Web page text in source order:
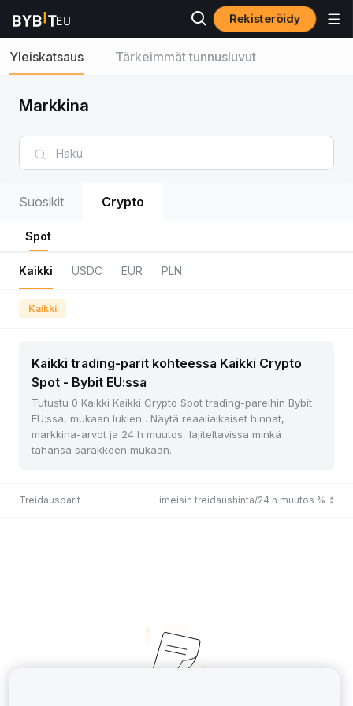
Rekisteröidy
Yleiskatsaus Tärkeimmät tunnusluvut
Markkina
Suosikit Crypto
Spot
Kaikki USDC EUR PLN
Kaikki
Kaikki trading-parit kohteessa Kaikki Crypto
Spot - Bybit EU:ssa
Tutustu 0 Kaikki Kaikki Crypto Spot trading-pareihin Bybit
EU:ssa, mukaan lukien . Näytä reaaliaikaiset hinnat,
markkina-arvot ja 24 h muutos, lajiteltavissa minkä
tahansa sarakkeen mukaan.
Treidausparit Viimeisin treidaushinta/24 h muutos %